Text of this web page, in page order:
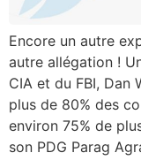
Encore un autre
autre allégation !
CIA et du FBI, Dan
plus de 80% des
environ 75% de
son PDG Parag